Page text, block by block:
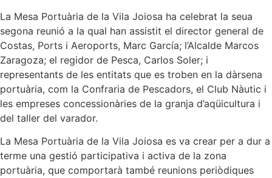
La Mesa Portuària de la Vila Joiosa ha celebrat la seua
segona reunió a la qual han assistit el director general de
Costas, Ports i Aeroports, Marc García; l’Alcalde Marcos
Zaragoza; el regidor de Pesca, Carlos Soler; i
representants de les entitats que es troben en la dàrsena
portuària, com la Confraria de Pescadors, el Club Nàutic i
les empreses concessionàries de la granja d’aqüicultura i
del taller del varador.
La Mesa Portuària de la Vila Joiosa es va crear per a dur a
terme una gestió participativa i activa de la zona
portuària, que comportarà també reunions periòdiques